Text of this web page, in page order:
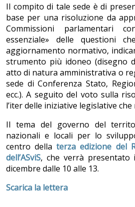
Il compito di tale sede è di
base per una risoluzione da
Commissioni parlamentari
essenziale» delle questioni
aggiornamento normativo,
strumento più idoneo (disegno
atto di natura amministrativa o
sede di Conferenza Stato,
ecc.). A seguito del voto sulla
l’iter delle iniziative legislative
Il tema del governo del
nazionali e locali per lo
centro dellaterza edizione del
dell’ASviS, che verrà presentato
dicembre dalle 10 alle 13.
Scarica la lettera